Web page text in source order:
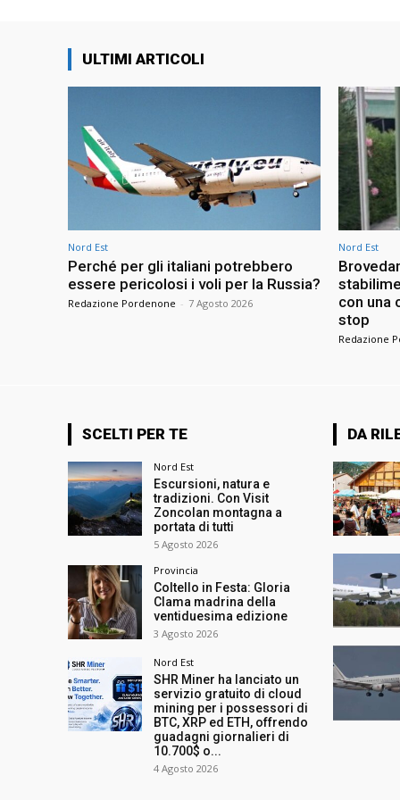
ULTIMI ARTICOLI
Nord Est
Perché per gli italiani potrebbero
essere pericolosi i voli per la Russia?
Redazione Pordenone - 7 Agosto 2026
Nord Est
con una
stop
Redazione
SCELTI PER TE
Nord Est
Escursioni, natura e
tradizioni. Con Visit
Zoncolan montagna a
portata di tutti
5 Agosto 2026
Provincia
Coltello in Festa: Gloria
Clama madrina della
ventiduesima edizione
3 Agosto 2026
Nord Est
SHR Miner ha lanciato un
servizio gratuito di cloud
mining per i possessori di
BTC, XRP ed ETH, offrendo
guadagni giornalieri di
10.700$ o...
4 Agosto 2026
DA